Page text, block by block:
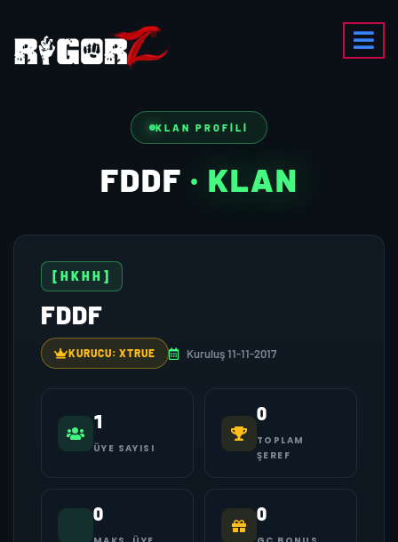
KLAN PROFILI
FDDF · KLAN
[HKHH]
FDDF
KURUCU: XTRUE Kuruluş 11-11-2017
1
ÜYE SAYISI
0
TOPLAM
ŞEREF
0 0